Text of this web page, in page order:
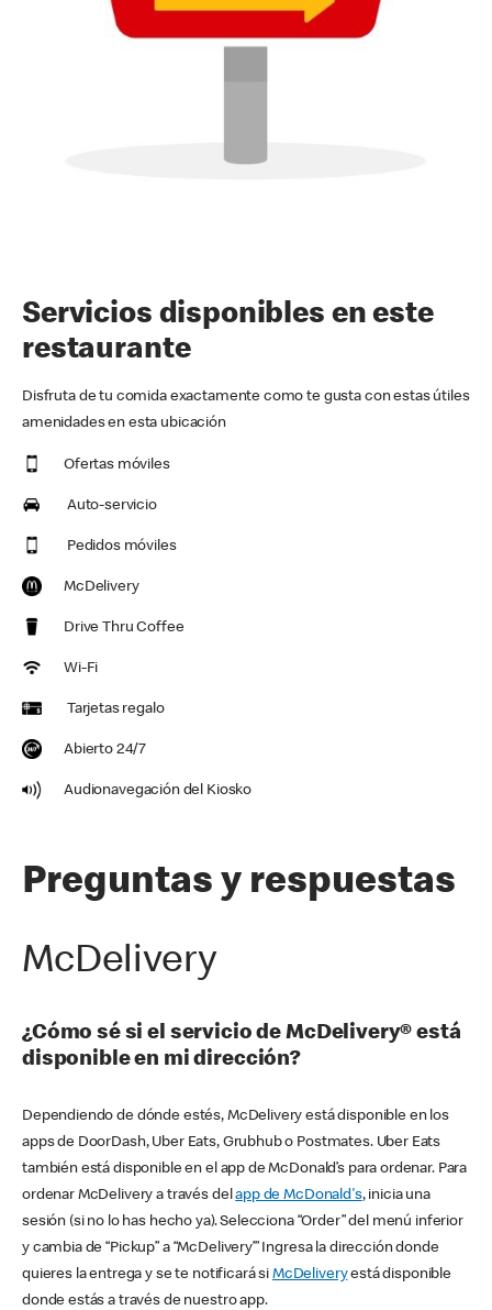
Servicios disponibles en este
restaurante
Disfruta de tu comida exactamente como te gusta con estas útiles
amenidades en esta ubicación
Ofertas móviles
Auto-servicio
Pedidos móviles
McDelivery
Drive Thru Coffee
Wi-Fi
Tarjetas regalo
Abierto 24/7
Audionavegación del Kiosko
Preguntas y respuestas
McDelivery
¿Cómo sé si el servicio de McDelivery® está
disponible en mi dirección?
Dependiendo de dónde estés, McDelivery está disponible en los
apps de DoorDash, Uber Eats, Grubhub o Postmates. Uber Eats
también está disponible en el app de McDonald’s para ordenar. Para
ordenar McDelivery a través delapp de McDonald's, inicia una
sesión (si no lo has hecho ya). Selecciona “Order” del menú inferior
y cambia de “Pickup” a “McDelivery’” Ingresa la dirección donde
quieres la entrega y se te notificará si McDeliveryestá disponible
donde estás a través de nuestro app.